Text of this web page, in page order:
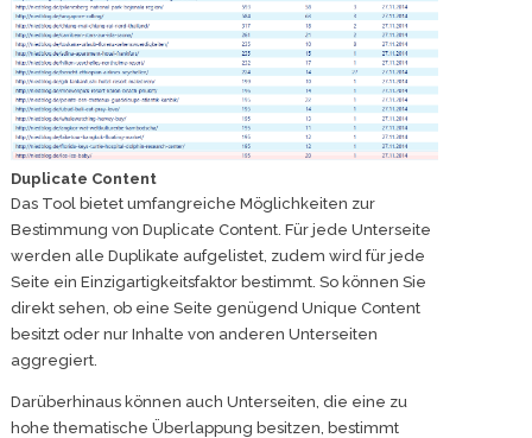
Duplicate Content
Das Tool bietet umfangreiche Möglichkeiten zur
Bestimmung von Duplicate Content. Für jede Unterseite
werden alle Duplikate aufgelistet, zudem wird für jede
Seite ein Einzigartigkeitsfaktor bestimmt. So können Sie
direkt sehen, ob eine Seite genügend Unique Content
besitzt oder nur Inhalte von anderen Unterseiten
aggregiert.
Darüberhinaus können auch Unterseiten, die eine zu
hohe thematische Überlappung besitzen, bestimmt